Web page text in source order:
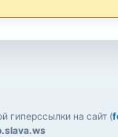
гиперссылки на сайт (